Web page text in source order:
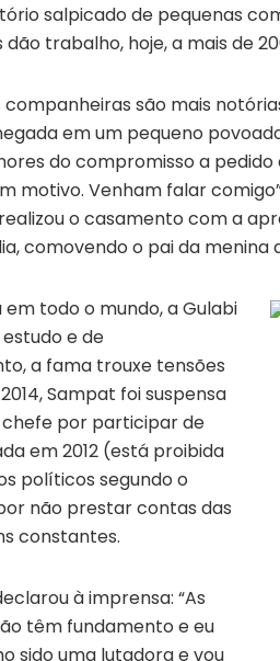
salpicado de pequenas
trabalho, hoje, a mais de
são mais
em um pequeno
do compromisso a pedido
motivo. Venham falar
o casamento com a
comovendo o pai da menina
todo o mundo, a Gulabi
e de
a fama trouxe tensões
Sampat foi suspensa
por participar de
em 2012 (está proibida
políticos segundo o
não prestar contas das
constantes.
à imprensa: “As
têm fundamento e eu
sido uma lutadora e vou